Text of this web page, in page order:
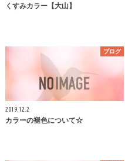
くすみカラー【大山】
ブログ
2019.12.2
カラーの褪色について☆